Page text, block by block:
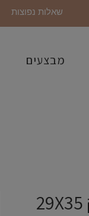
שאלות נפוצות
מבצעים
ברכת העסק אקריליק 29X35